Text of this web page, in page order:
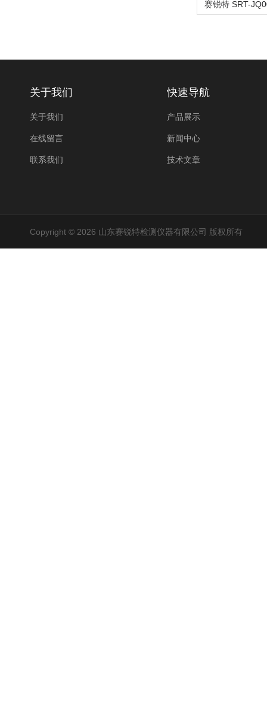
关于我们
关于我们
在线留言
联系我们
快速导航
产品展示
新闻中心
技术文章
Copyright © 2026 山东赛锐特检测仪器有限公司 版权所有